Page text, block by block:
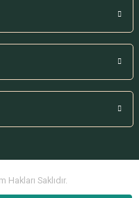
Saklıdır.